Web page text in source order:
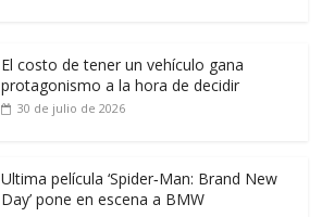
El costo de tener un vehículo gana
protagonismo a la hora de decidir
30 de julio de 2026
Ultima película ‘Spider‑Man: Brand New
Day’ pone en escena a BMW